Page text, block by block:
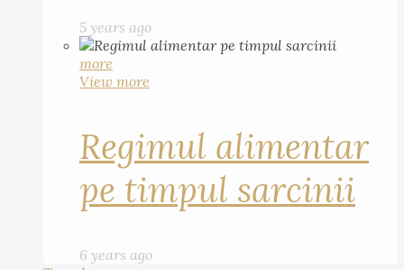
5 years ago
more
View more
Regimul alimentar
pe timpul sarcinii
6 years ago